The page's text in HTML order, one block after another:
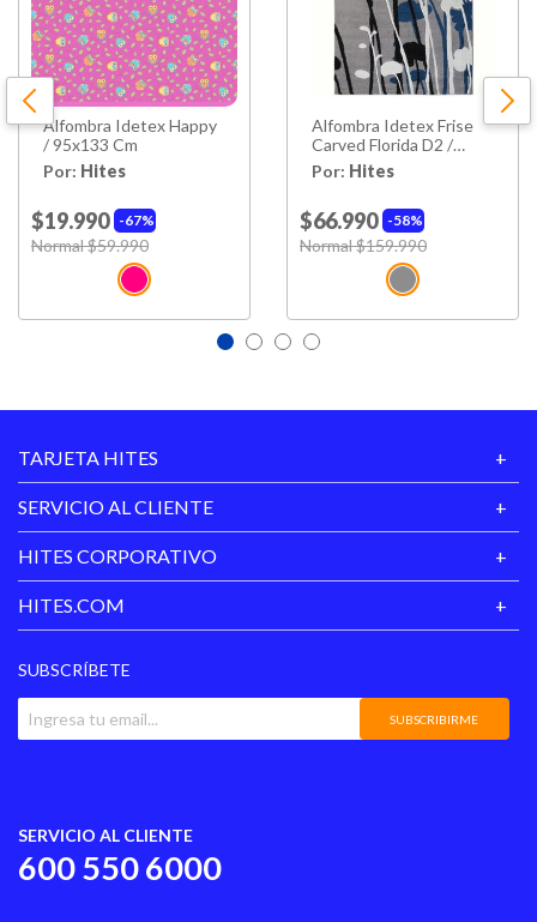
Forma Rectangular
Antideslizante Si
Hecho en
Garantía
Alfombra Idetex Happy
/ 95x133 Cm
Por: Hites
67%
$19.990
Price reduced from
Normal $59.990
Alfombra Idetex Frise
Carved Florida D2 /
150x200 Cm
Por: Hites
58%
$66.990
Price reduced from
Normal $159.990
TARJETA HITES
SERVICIO AL CLIENTE
HITES CORPORATIVO
HITES.COM
SUBSCRÍBETE
SUBSCRIBIRME
SERVICIO AL CLIENTE
600 550 6000